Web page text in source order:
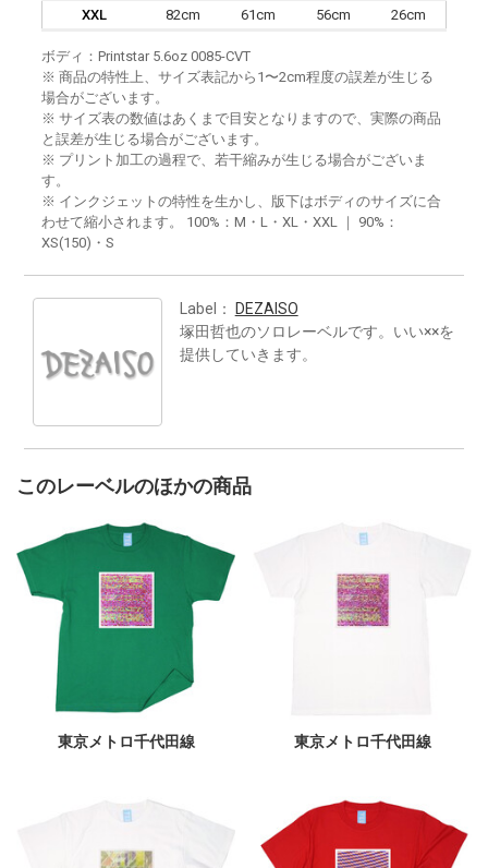
XXL 82cm 61cm 56cm 26cm
ボディ：Printstar 5.6oz 0085-CVT
※ 商品の特性上、サイズ表記から1〜2cm程度の誤差が生じる
場合がございます。
※ サイズ表の数値はあくまで目安となりますので、実際の商品
と誤差が生じる場合がございます。
※ プリント加工の過程で、若干縮みが生じる場合がございま
す。
※ インクジェットの特性を生かし、版下はボディのサイズに合
わせて縮小されます。 100%：M・L・XL・XXL ｜ 90%：
XS(150)・S
Label：
DEZAISO
塚田哲也のソロレーベルです。いい××を
提供していきます。
このレーベルのほかの商品
東京メトロ千代田線 東京メトロ千代田線